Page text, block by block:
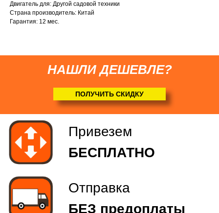
Двигатель для: Другой садовой техники
Страна производитель: Китай
Гарантия: 12 мес.
НАШЛИ ДЕШЕВЛЕ?
ПОЛУЧИТЬ СКИДКУ
Соберем мотоблок